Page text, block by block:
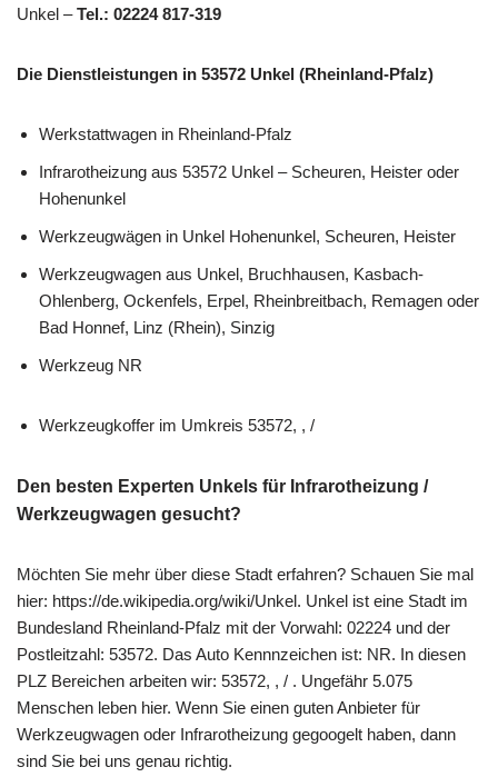
Unkel –Tel.: 02224 817-319
Die Dienstleistungen in 53572 Unkel (Rheinland-Pfalz)
Werkstattwagen in Rheinland-Pfalz
Infrarotheizung aus 53572 Unkel – Scheuren, Heister oder
Hohenunkel
Werkzeugwägen in Unkel Hohenunkel, Scheuren, Heister
Werkzeugwagen aus Unkel, Bruchhausen, Kasbach-
Ohlenberg, Ockenfels, Erpel, Rheinbreitbach, Remagen oder
Bad Honnef, Linz (Rhein), Sinzig
Werkzeug NR
Werkzeugkoffer im Umkreis 53572, , /
Den besten Experten Unkels für Infrarotheizung /
Werkzeugwagen gesucht?
Möchten Sie mehr über diese Stadt erfahren? Schauen Sie mal
hier: https://de.wikipedia.org/wiki/Unkel. Unkel ist eine Stadt im
Bundesland Rheinland-Pfalz mit der Vorwahl: 02224 und der
Postleitzahl: 53572. Das Auto Kennnzeichen ist: NR. In diesen
PLZ Bereichen arbeiten wir: 53572, , / . Ungefähr 5.075
Menschen leben hier. Wenn Sie einen guten Anbieter für
Werkzeugwagen oder Infrarotheizung gegoogelt haben, dann
sind Sie bei uns genau richtig.